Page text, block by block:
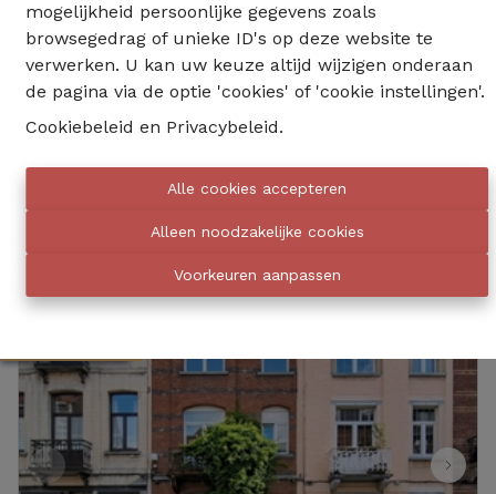
mogelijkheid persoonlijke gegevens zoals
browsegedrag of unieke ID's op deze website te
verwerken. U kan uw keuze altijd wijzigen onderaan
de pagina via de optie 'cookies' of 'cookie instellingen'.
Cookiebeleid en Privacybeleid.
Alle cookies accepteren
Alleen noodzakelijke cookies
Voorkeuren aanpassen
2 Slaapkamers Appartement
Schaerbeek
Rue de l'Est
122
m²
2 2 2
€ 325.000